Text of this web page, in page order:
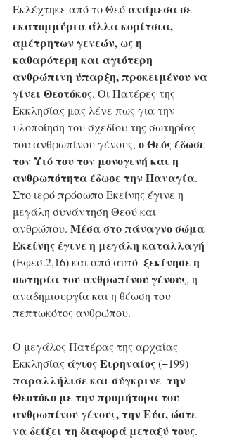
Εκλέχτηκε από το Θεό ανάμεσα σε
εκατομμύρια άλλα κορίτσια,
αμέτρητων γενεών, ως η
καθαρότερη και αγιότερη
ανθρώπινη ύπαρξη, προκειμένου να
γίνει Θεοτόκος. Οι Πατέρες της
Εκκλησίας μας λένε πως για την
υλοποίηση του σχεδίου της σωτηρίας
του ανθρωπίνου γένους, ο Θεός έδωσε
τον Υιό του τον μονογενή και η
ανθρωπότητα έδωσε την Παναγία.
Στο ιερό πρόσωπο Εκείνης έγινε η
μεγάλη συνάντηση Θεού και
ανθρώπου. Μέσα στο πάναγνο σώμα
Εκείνης έγινε η μεγάλη καταλλαγή
(Εφεσ.2,16) και από αυτό ξεκίνησε η
σωτηρία του ανθρωπίνου γένους, η
αναδημιουργία και η θέωση του
πεπτωκότος ανθρώπου.
Ο μεγάλος Πατέρας της αρχαίας
Εκκλησίας άγιος Ειρηναίος (+199)
παραλλήλισε και σύγκρινε  την
Θεοτόκο με την προμήτορα του
ανθρωπίνου γένους, την Εύα, ώστε
να δείξει τη διαφορά μεταξύ τους.